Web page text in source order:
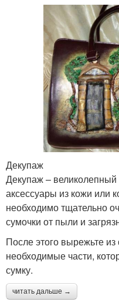
Декупаж
Декупаж – великолепный
аксессуары из кожи или
необходимо тщательно
сумочки от пыли и
После этого вырежьте
необходимые части,
сумку.
читать дальше →